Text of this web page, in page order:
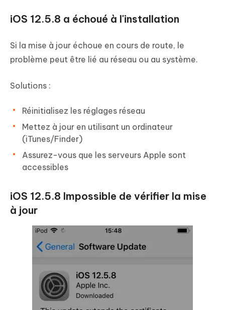
iOS 12.5.8 a échoué à l'installation
Si la mise à jour échoue en cours de route, le
problème peut être lié au réseau ou au système.
Solutions :
Réinitialisez les réglages réseau
Mettez à jour en utilisant un ordinateur
(iTunes/Finder)
Assurez-vous que les serveurs Apple sont
accessibles
iOS 12.5.8 Impossible de vérifier la mise
à jour